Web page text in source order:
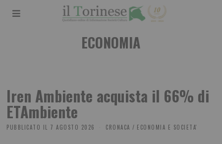
ECONOMIA
Iren Ambiente acquista il 66% di
ETAmbiente
PUBBLICATO IL 7 AGOSTO 2026 CRONACA / ECONOMIA E SOCIETA'